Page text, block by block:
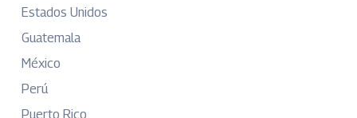
Estados Unidos
Guatemala
México
Perú
Puerto Rico